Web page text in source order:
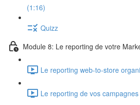
(1:16)
Quizz
Module 8: Le reporting de votre
Le reporting web-to-store
Le reporting de vos